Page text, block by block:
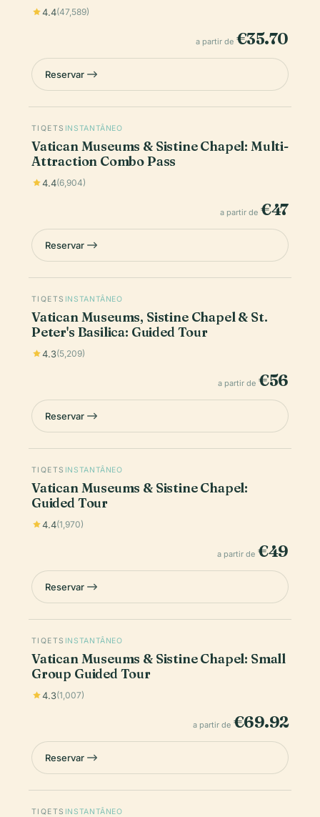
4.4(47,589)
a partir de €35.70
Reservar
TIQETS INSTANTÂNEO
Vatican Museums & Sistine Chapel: Multi-
Attraction Combo Pass
4.4(6,904)
a partir de €47
Reservar
TIQETS INSTANTÂNEO
Vatican Museums, Sistine Chapel & St.
Peter's Basilica: Guided Tour
4.3(5,209)
a partir de €56
Reservar
TIQETS INSTANTÂNEO
Vatican Museums & Sistine Chapel:
Guided Tour
4.4(1,970)
a partir de €49
Reservar
TIQETS INSTANTÂNEO
Vatican Museums & Sistine Chapel: Small
Group Guided Tour
4.3(1,007)
a partir de €69.92
Reservar
TIQETS INSTANTÂNEO